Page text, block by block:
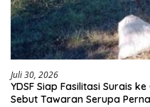
Juli 30, 2026
YDSF Siap Fasilitasi Surais
Sebut Tawaran Serupa